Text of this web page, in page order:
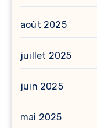
août 2025
juillet 2025
juin 2025
mai 2025